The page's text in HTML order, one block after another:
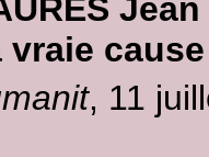
Jean
vraie
, 11